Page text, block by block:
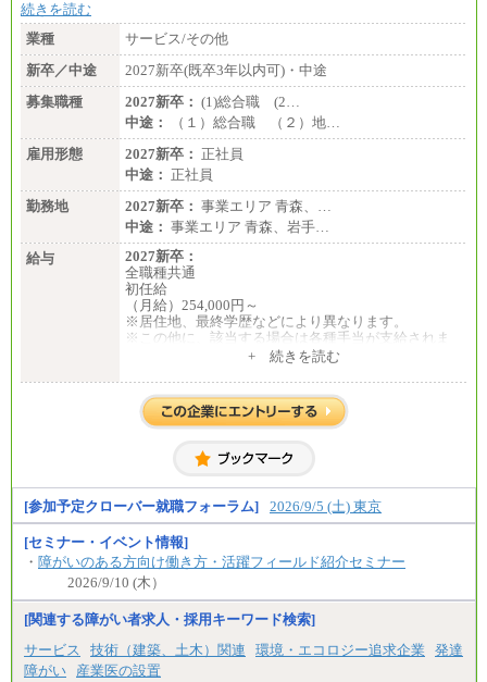
続きを読む
業種
サービス/その他
新卒／中途
2027新卒(既卒3年以内可)・中途
募集職種
2027新卒： (1)総合職 (2…
中途：
（１）総合職 （２）地…
雇用形態
2027新卒： 正社員
中途： 正社員
勤務地
2027新卒： 事業エリア 青森、…
中途： 事業エリア 青森、岩手…
給与
2027新卒：
全職種共通
初任給
（月給）254,000円～
※居住地、最終学歴などにより異なります。
※この他に、該当する場合は各種手当が支給されま
中途：
全職種共通
※居住地、年齢により異なります。
※この他に、該当する場合は各種手当が支給されま
す。
※試用期間中も給与に変更はございません
+ 続きを読む
[参加予定クローバー就職フォーラム] 2026/9/5 (土) 東京
[セミナー・イベント情報]
・ 障がいのある方向け働き方・活躍フィールド紹介セミナー
2026/9/10 (木）
[関連する障がい者求人・採用キーワード検索]
サービス
技術（建築、土木）関連 環境・エコロジー追求企業
発達
障がい
産業医の設置